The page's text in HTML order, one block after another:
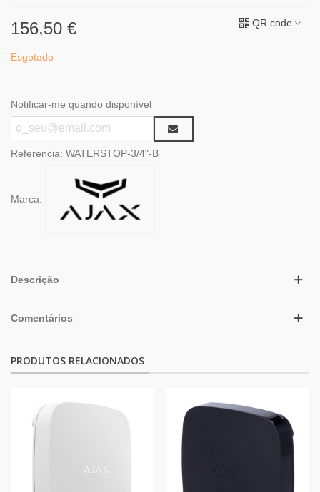
156,50 € QR code
Esgotado
Notificar-me quando disponível
Referencia: WATERSTOP-3/4"-B
Marca:
Descrição
Comentários
PRODUTOS RELACIONADOS